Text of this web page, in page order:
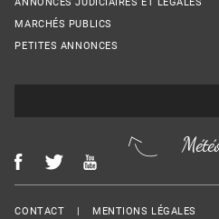
MARCHÉS PUBLICS
PETITES ANNONCES
Menu Footer
CONTACT MENTIONS LÉGALES